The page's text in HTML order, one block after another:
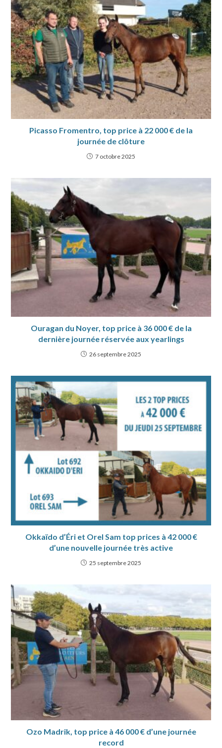
Picasso Fromentro, top price à 22 000 € de la
journée de clôture
7 octobre 2025
Ouragan du Noyer, top price à 36 000 € de la
dernière journée réservée aux yearlings
26 septembre 2025
Okkaïdo d’Éri et Orel Sam top prices à 42 000 €
d’une nouvelle journée très active
25 septembre 2025
Ozo Madrik, top price à 46 000 € d’une journée
record